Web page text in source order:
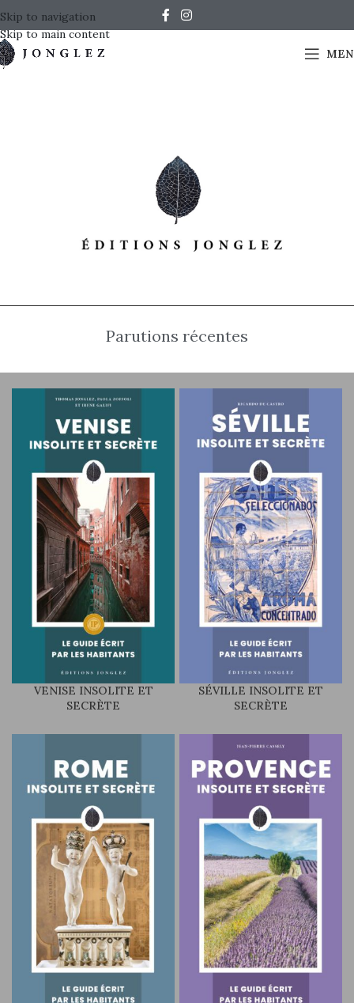
Skip to navigation
Skip to main content
Parutions récentes
VENISE INSOLITE ET
SECRÈTE
SÉVILLE INSOLITE ET
SECRÈTE